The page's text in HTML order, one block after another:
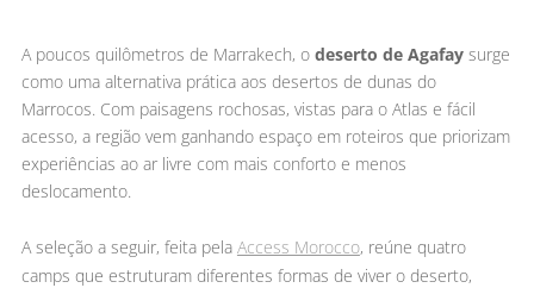
A poucos quilômetros de Marrakech, o deserto de Agafay surge
como uma alternativa prática aos desertos de dunas do
Marrocos. Com paisagens rochosas, vistas para o Atlas e fácil
acesso, a região vem ganhando espaço em roteiros que priorizam
experiências ao ar livre com mais conforto e menos
deslocamento.
A seleção a seguir, feita pela Access Morocco, reúne quatro
camps que estruturam diferentes formas de viver o deserto,